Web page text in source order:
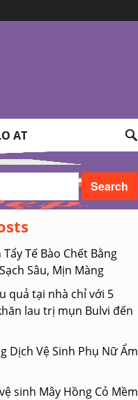
AT
Tẩy Tế Bào Chết Bằng
Sâu, Mịn Màng
quả tại nhà chỉ với 5
lau trị mụn Bulvi đến
Dịch Vệ Sinh Phụ Nữ Ẩm
sinh Mây Hồng Cỏ Mềm